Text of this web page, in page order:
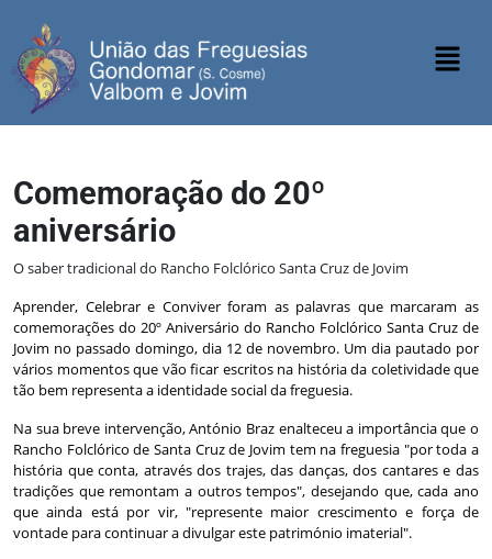
Comemoração do 20º
aniversário
O saber tradicional do Rancho Folclórico Santa Cruz de Jovim
Aprender, Celebrar e Conviver foram as palavras que marcaram as
comemorações do 20º Aniversário do Rancho Folclórico Santa Cruz de
Jovim no passado domingo, dia 12 de novembro. Um dia pautado por
vários momentos que vão ficar escritos na história da coletividade que
tão bem representa a identidade social da freguesia.
Na sua breve intervenção, António Braz enalteceu a importância que o
Rancho Folclórico de Santa Cruz de Jovim tem na freguesia "por toda a
história que conta, através dos trajes, das danças, dos cantares e das
tradições que remontam a outros tempos", desejando que, cada ano
que ainda está por vir, "represente maior crescimento e força de
vontade para continuar a divulgar este património imaterial".